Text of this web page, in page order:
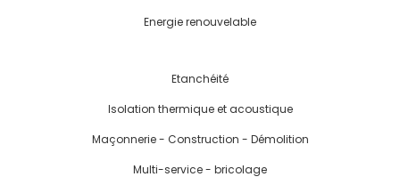
Energie renouvelable
Etanchéité
Isolation thermique et acoustique
Maçonnerie - Construction - Démolition
Multi-service - bricolage